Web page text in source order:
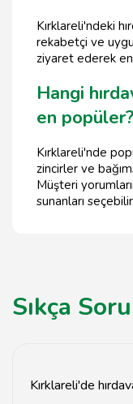
Kırklareli'ndeki
rekabetçi ve
ziyaret ederek
Hangi
en popüler?
Kırklareli'nde
zincirler ve
Müşteri
sunanları
Sıkça
Kırklareli'de